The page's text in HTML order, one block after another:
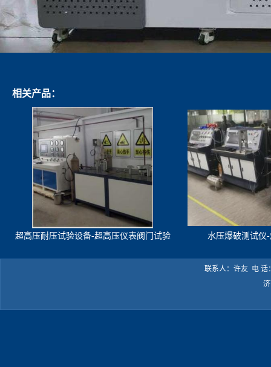
相关产品：
超高压耐压试验设备-超高压仪表阀门试验
水压爆破测试仪
联系人：许友 电 话